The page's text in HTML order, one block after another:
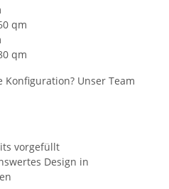
qm
qm
Unser Team
vorgefüllt
Design in